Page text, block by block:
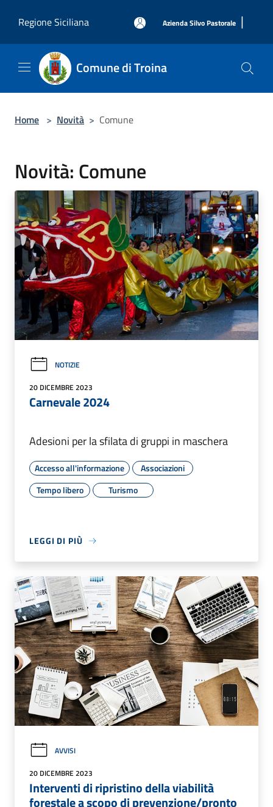
Regione Siciliana
Azienda Silvo Pastorale |
Comune di Troina
Home > Novità > Comune
Novità: Comune
NOTIZIE
20 DICEMBRE 2023
Carnevale 2024
Adesioni per la sfilata di gruppi in maschera
Accesso all'informazione
Associazioni
Tempo libero
Turismo
LEGGI DI PIÙ
AVVISI
20 DICEMBRE 2023
Interventi di ripristino della viabilità
forestale a scopo di prevenzione/pronto